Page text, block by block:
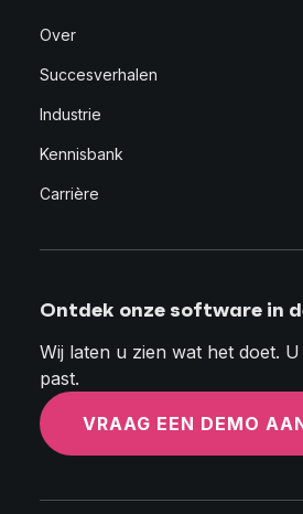
Over
Succesverhalen
Industrie
Kennisbank
Carrière
Ontdek onze software in
Wij laten u zien wat het doet.
past.
VRAAG EEN DEMO